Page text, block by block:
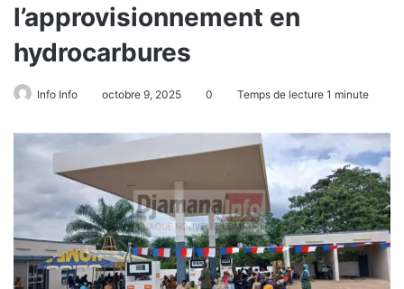
l’approvisionnement en
hydrocarbures
Info Info octobre 9, 2025 0 Temps de lecture 1 minute